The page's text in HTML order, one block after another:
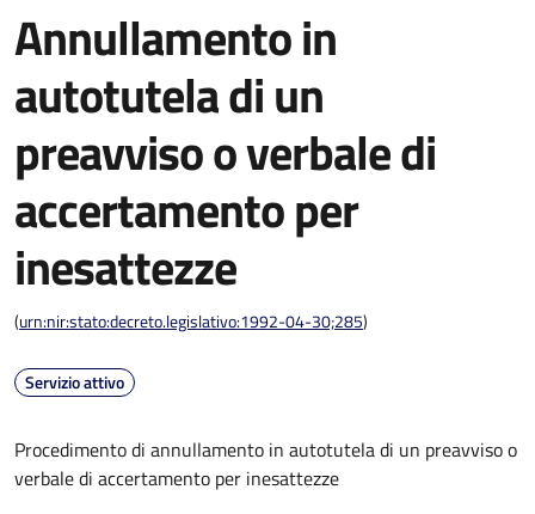
Annullamento in
autotutela di un
preavviso o verbale di
accertamento per
inesattezze
(urn:nir:stato:decreto.legislativo:1992-04-30;285)
Servizio attivo
Procedimento di annullamento in autotutela di un preavviso o
verbale di accertamento per inesattezze